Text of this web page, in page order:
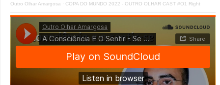
Outro Olhar Amargosa · COPA DO MUNDO 2022 - OUTRO OLHAR CAST #O1 Right